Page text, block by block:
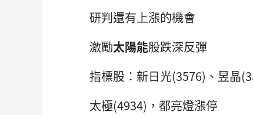
研判還有上漲的機會
激勵太陽能股跌深反彈
指標股：新日光(3576)、昱晶
太極(4934)，都亮燈漲停